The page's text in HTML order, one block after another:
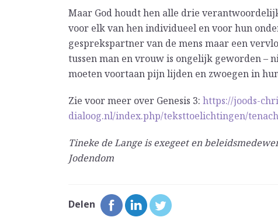
Maar God houdt hen alle drie
voor elk van hen individueel en voor hun
gesprekspartner van de mens maar een
tussen man en vrouw is ongelijk geworden –
moeten voortaan pijn lijden en zwoegen in
Zie voor meer over Genesis 3: https://joods-
dialoog.nl/index.php/teksttoelichtingen/
Tineke de Lange is exegeet en
Jodendom
Delen